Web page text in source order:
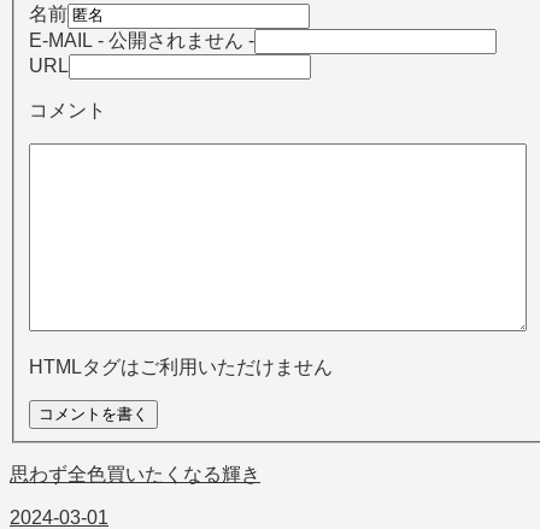
名前
E-MAIL - 公開されません -
URL
コメント
HTMLタグはご利用いただけません
思わず全色買いたくなる輝き
2024-03-01